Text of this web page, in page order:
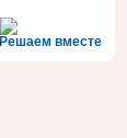
Решаем вместе